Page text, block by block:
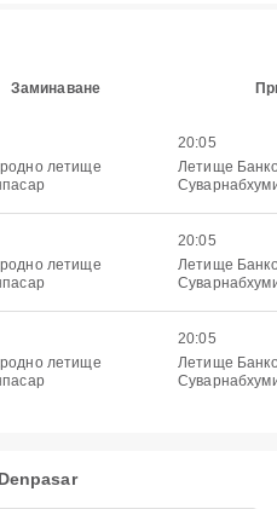
Заминаване
летище
20:05
Летище
летище
20:05
Летище
летище
20:05
Летище